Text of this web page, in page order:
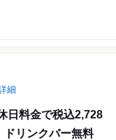
細
日料金で税込2,728
ドリンクバー無料